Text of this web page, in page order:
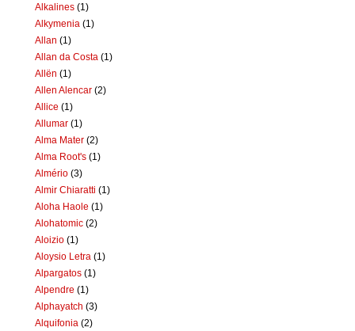
Alkalines (1)
Alkymenia (1)
Allan (1)
Allan da Costa (1)
Allën (1)
Allen Alencar (2)
Allice (1)
Allumar (1)
Alma Mater (2)
Alma Root's (1)
Almério (3)
Almir Chiaratti (1)
Aloha Haole (1)
Alohatomic (2)
Aloizio (1)
Aloysio Letra (1)
Alpargatos (1)
Alpendre (1)
Alphayatch (3)
Alquifonia (2)